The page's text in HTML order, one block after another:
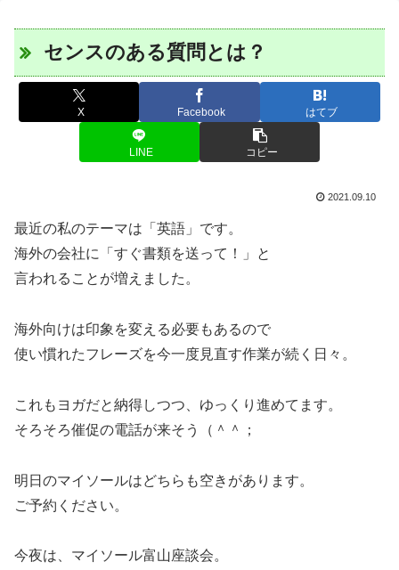
センスのある質問とは？
X Facebook はてブ
LINE コピー
2021.09.10
最近の私のテーマは「英語」です。
海外の会社に「すぐ書類を送って！」と
言われることが増えました。
海外向けは印象を変える必要もあるので
使い慣れたフレーズを今一度見直す作業が続く日々。
これもヨガだと納得しつつ、ゆっくり進めてます。
そろそろ催促の電話が来そう（＾＾；
明日のマイソールはどちらも空きがあります。
ご予約ください。
今夜は、マイソール富山座談会。